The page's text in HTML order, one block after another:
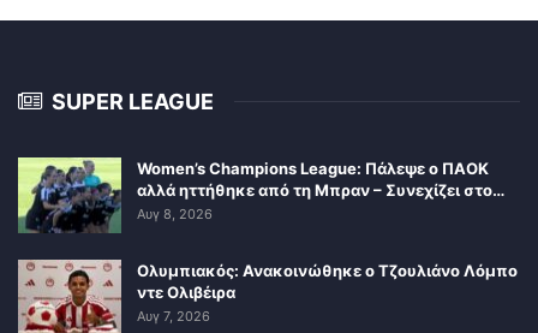
SUPER LEAGUE
Women’s Champions League: Πάλεψε ο ΠΑΟΚ
αλλά ηττήθηκε από τη Μπραν – Συνεχίζει στο…
Αυγ 8, 2026
Ολυμπιακός: Ανακοινώθηκε ο Τζουλιάνο Λόμπο
ντε Ολιβέιρα
Αυγ 7, 2026